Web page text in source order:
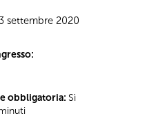
settembre 2020
obbligatoria: Sì